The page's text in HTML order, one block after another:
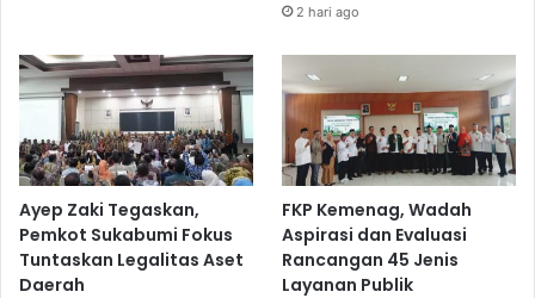
2 hari ago
Ayep Zaki Tegaskan,
Pemkot Sukabumi Fokus
Tuntaskan Legalitas Aset
Daerah
FKP Kemenag, Wadah
Aspirasi dan Evaluasi
Rancangan 45 Jenis
Layanan Publik